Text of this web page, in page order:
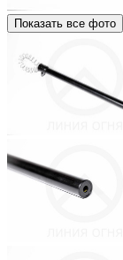
Показать все фото